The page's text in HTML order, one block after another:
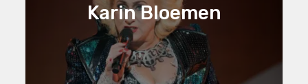
Karin Bloemen